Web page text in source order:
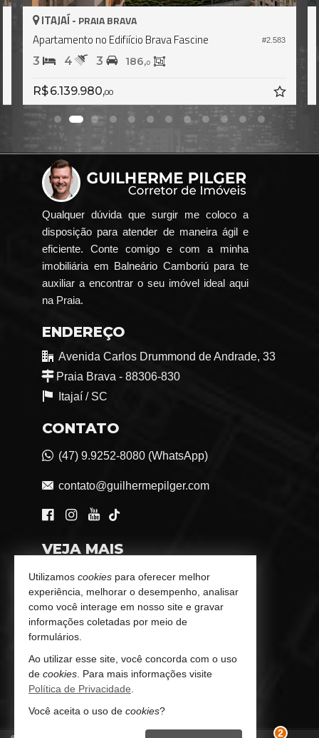
#2.583 Apartamento no Edifício Brava Coast
3 4
Qualquer dúvida que surgir me coloco a
disposição para atender de maneira ágil e
eficiente. Conte comigo e com a minha
imobiliária em Balneário Camboriú para te
auxiliar a encontrar o seu imóvel ideal aqui
na Praia.
ENDEREÇO
Avenida Carlos Drummond de Andrade, 33
Praia Brava - 88306-830
Itajaí / SC
CONTATO
(47) 9.9252-8080 (WhatsApp)
contato@guilhermepilger.com
VEJA MAIS
Consultoria Imobiliária Personalizada
trabalhe conosco
Indicadores Financeiros
Imóveis Favoritos
Mapa de Imóveis
Utilizamos cookies para oferecer melhor
experiência, melhorar o desempenho, analisar
como você interage em nosso site e gravar
informações coletadas por meio de
formulários.
Ao utilizar esse site, você concorda com o uso
de cookies . Para mais informações visite
Política de Privacidade
Você aceita o uso de cookies?